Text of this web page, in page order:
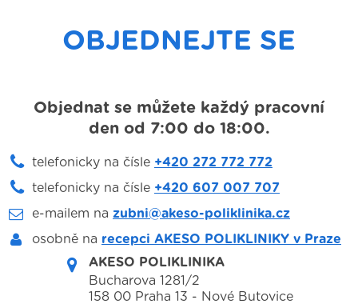
OBJEDNEJTE SE
Objednat se můžete každý pracovní
den od 7:00 do 18:00.
telefonicky na čísle +420 272 772 772
telefonicky na čísle +420 607 007 707
e-mailem na zubni@akeso-poliklinika.cz
osobně na recepci AKESO POLIKLINIKY v Praze
AKESO POLIKLINIKA
Bucharova 1281/2
158 00 Praha 13 - Nové Butovice